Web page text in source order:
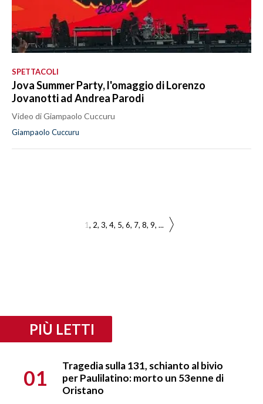
SPETTACOLI
Jova Summer Party, l'omaggio di Lorenzo
Jovanotti ad Andrea Parodi
Video di Giampaolo Cuccuru
Giampaolo Cuccuru
1 2 3 4 5 6 7 8 9 ...
PIÙ LETTI
01
Tragedia sulla 131, schianto al bivio
per Paulilatino: morto un 53enne di
Oristano